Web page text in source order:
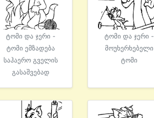
ტომი და ჯერი -
ტომი ემზადება
საჰაერო გველის
გასაშვებად
ტომი და ჯერი -
მოუხერხებელი
ტომი